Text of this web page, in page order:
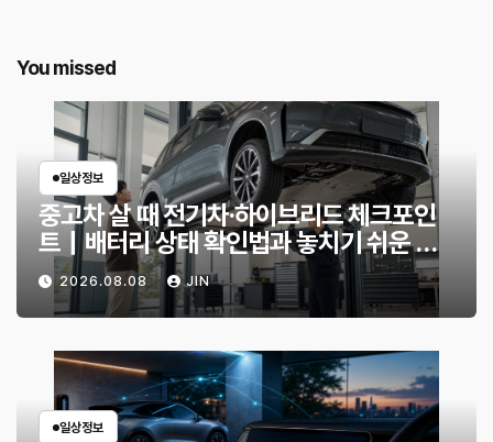
You missed
일상정보
중고차 살 때 전기차·하이브리드 체크포인
트｜배터리 상태 확인법과 놓치기 쉬운 위
험 신호
2026.08.08 JIN
일상정보